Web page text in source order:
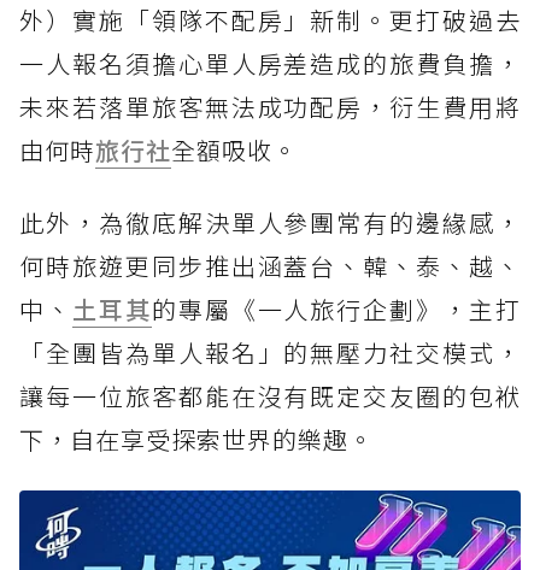
外）實施「領隊不配房」新制。更打破過去
一人報名須擔心單人房差造成的旅費負擔，
未來若落單旅客無法成功配房，衍生費用將
由何時旅行社全額吸收。
此外，為徹底解決單人參團常有的邊緣感，
何時旅遊更同步推出涵蓋台、韓、泰、越、
中、 土耳其的專屬《一人旅行企劃》，主打
「全團皆為單人報名」的無壓力社交模式，
讓每一位旅客都能在沒有既定交友圈的包袱
下，自在享受探索世界的樂趣。